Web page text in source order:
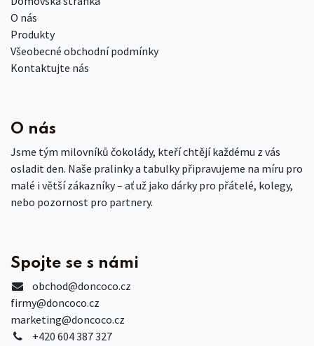
O nás
Produkty
Všeobecné obchodní podmínky
Kontaktujte nás
O nás
Jsme tým milovníků čokolády, kteří chtějí každému z vás
osladit den. Naše pralinky a tabulky připravujeme na míru pro
malé i větší zákazníky – ať už jako dárky pro přátelé, kolegy,
nebo pozornost pro partnery.
Spojte se s námi
obchod@doncoco.cz
firmy@doncoco.cz
marketing@doncoco.cz
+420 604 387 327